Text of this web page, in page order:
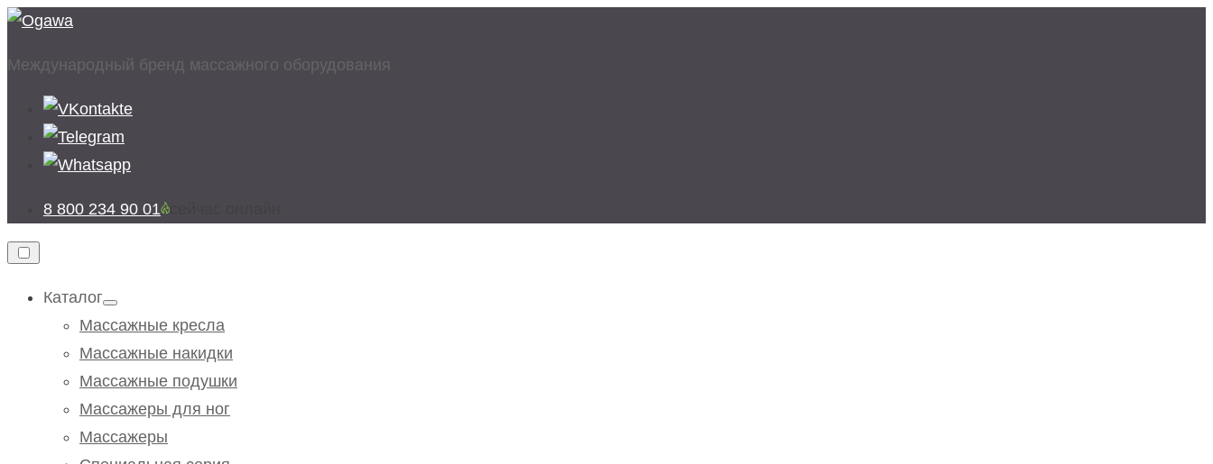
Перейти
содержимому
Международный бренд массажного оборудования
8 800 234 90 01
Каталог
Показывать
подменю
Массажные кресла
Массажные накидки
Массажные подушки
Массажеры для ног
Массажеры